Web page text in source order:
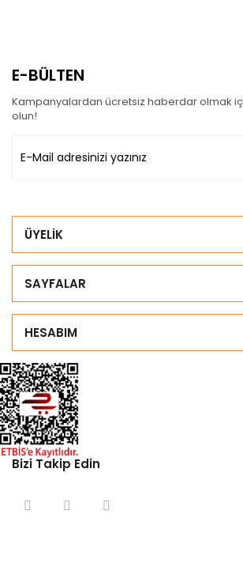
E-BÜLTEN
Kampanyalardan ücretsiz haberdar olmak
olun!
ÜYELİK
SAYFALAR
HESABIM
Bizi Takip Edin